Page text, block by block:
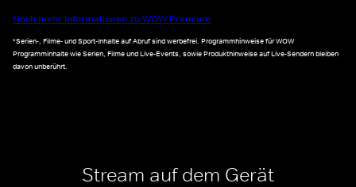
Noch mehr Informationen zu WOW Premium
*Serien-, Filme- und Sport-Inhalte auf Abruf sind werbefrei. Programmhinweise für WOW
Programminhalte wie Serien, Filme und Live-Events, sowie Produkthinweise auf Live-Sendern bleiben
davon unberührt.
Stream auf dem Gerät